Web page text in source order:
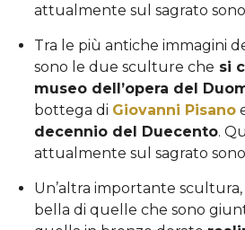
attualmente sul sagrato
Tra le più antiche immagini
sono le due sculture che si
museo dell’opera del
bottega di Giovanni Pisano
decennio del Duecento.
attualmente sul sagrato
Un’altra importante
bella di quelle che sono